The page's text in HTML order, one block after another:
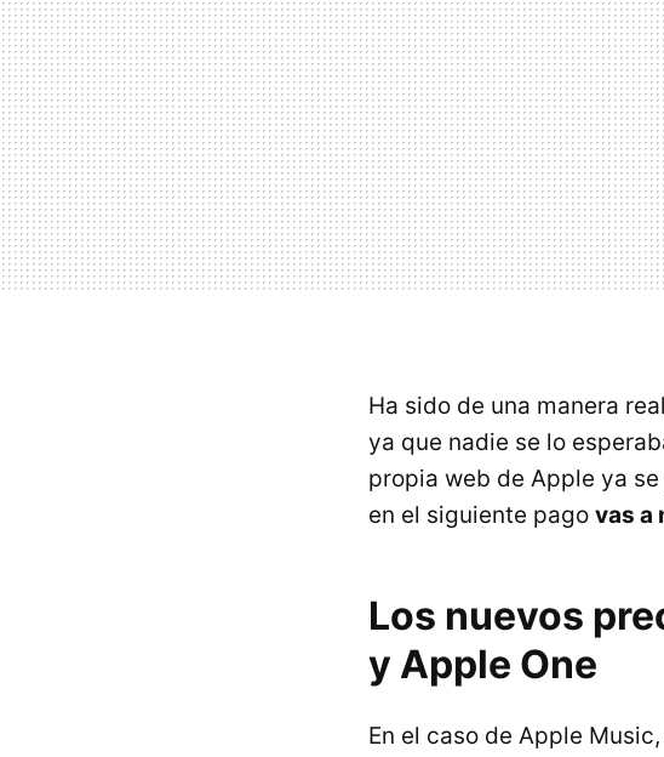
Ha sido de una manera
ya que nadie se lo
propia web de Apple ya
en el siguiente pago vas a
Los nuevos
y Apple One
En el caso de Apple